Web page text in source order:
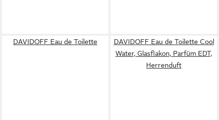
DAVIDOFF Eau de Toilette
DAVIDOFF Eau de Toilette Cool
Water, Glasflakon, Parfüm EDT,
Herrenduft